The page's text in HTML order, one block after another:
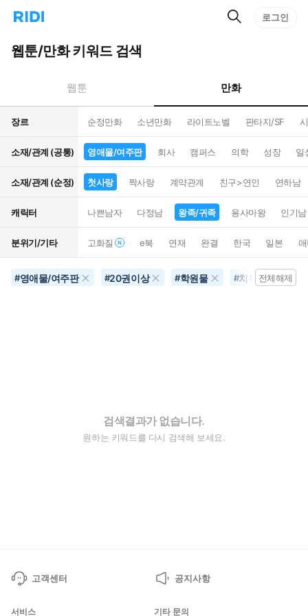
리
홈
으
턴
트
검
로그인
웹툰/만화 키워드 검색
웹툰 만화
장르 순정만화 소년만화 라이트노벨 판타지/SF
소재/관계 (공통) 영애물/여주판 회사 캠퍼스 의학 성장 일
소재/관계 (순정) 첫사랑 짝사랑 계약관계 친구>연인 연하남
캐릭터 나쁜남자 다정남 왕족/귀족 용사마왕 인기남
분위기/기타 고화질 e북 연재 완결 한국 일본
#영애물/여주판 #20권이상 #학원물 #치유 #리
전체해제
검색결과가 없습니다.
원하는 키워드를 다시 검색해 보세요.
고객센터 공지사항
서비스 기타 문의